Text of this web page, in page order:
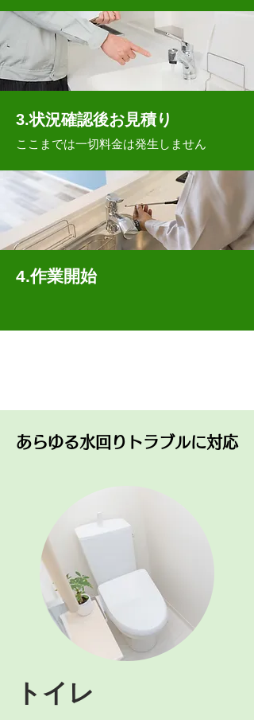
3.状況確認後お見積り
ここまでは一切料金は発生しません
4.作業開始
あらゆる水回りトラブルに対応
トイレ